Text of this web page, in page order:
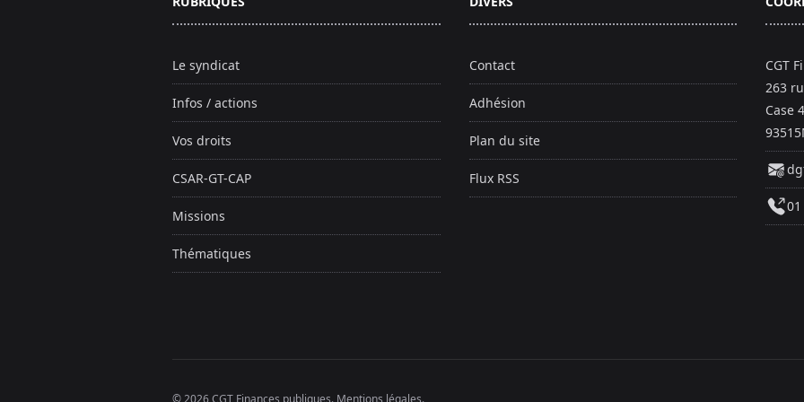
Le syndicat
Infos / actions
Vos droits
CSAR-GT-CAP
Missions
Thématiques
Contact
Adhésion
Plan du site
Flux RSS
CGT
263
Case
© 2026 CGT Finances publiques. Mentions légales.